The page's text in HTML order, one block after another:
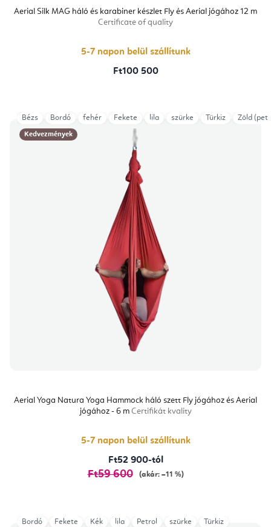
Aerial Silk MAG háló és karabiner készlet Fly és Aerial jógához 12 m
Certificate of quality
5-7 napon belül szállítunk
Ft100 500
Kedvezmények
Aerial Yoga Natura Yoga Hammock háló szett Fly jógához és Aerial
jógához - 6 m Certifikát kvality
5-7 napon belül szállítunk
Ft52 900-tól
Ft59 600 (akár: –11 %)
Bézs Bordó fehér Fekete lila szürke Türkiz Zöld
Bordó Fekete Kék lila Petrol szürke Türkiz